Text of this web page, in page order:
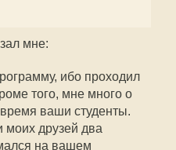
мне:
ибо проходил
того, мне много о
ваши студенты.
моих друзей два
на вашем